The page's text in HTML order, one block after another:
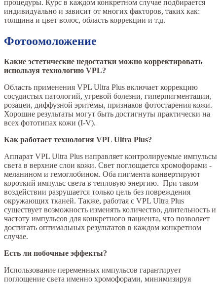
процедуры. Курс в каждом конкретном случае подбирается
индивидуально и зависит от многих факторов, таких как:
толщина и цвет волос, область коррекции и т.д.
Фотоомоложение
Какие эстетические недостатки можно корректировать
используя технологию VPL?
Область применения VPL Ultra Plus включает коррекцию
сосудистых патологий, угревой болезни, гиперпигментации,
розацеи, диффузной эритемы, признаков фотостарения кожи.
Хорошие результаты могут быть достигнуты практически на
всех фототипах кожи (I-V).
Как работает технология VPL Ultra Plus?
Аппарат VPL Ultra Plus направляет контролируемые импульсы
света в верхние слои кожи. Свет поглощается хромофорами -
меланином и гемоглобином. Оба пигмента конвертируют
короткий импульс света в тепловую энергию. При таком
воздействии разрушается только цель без повреждения
окружающих тканей. Также, работая с VPL Ultra Plus
существует возможность изменять количество, длительность и
частоту импульсов для конкретного пациента, что позволяет
достигать оптимальных результатов в каждом конкретном
случае.
Есть ли побочные эффекты?
Использование переменных импульсов гарантирует
поглощение света именно хромофорами, минимизируя